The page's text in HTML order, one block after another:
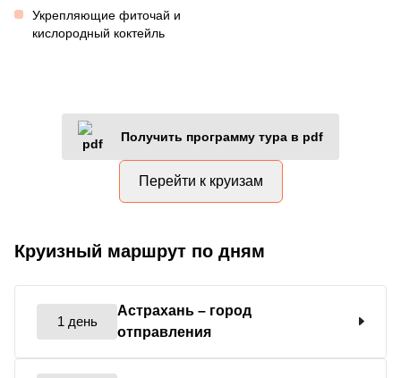
Укрепляющие фиточай и
кислородный коктейль
Получить программу тура в pdf
Перейти к круизам
Круизный маршрут по дням
1 день
Астрахань – город
отправления